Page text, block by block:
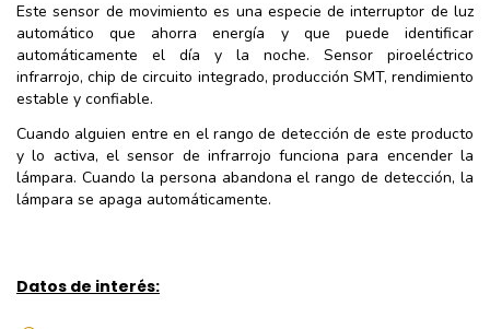
Este sensor de movimiento es una especie de interruptor de luz
automático que ahorra energía y que puede identificar
automáticamente el día y la noche. Sensor piroeléctrico
infrarrojo, chip de circuito integrado, producción SMT, rendimiento
estable y confiable.
Cuando alguien entre en el rango de detección de este producto
y lo activa, el sensor de infrarrojo funciona para encender la
lámpara. Cuando la persona abandona el rango de detección, la
lámpara se apaga automáticamente.
Datos de interés: